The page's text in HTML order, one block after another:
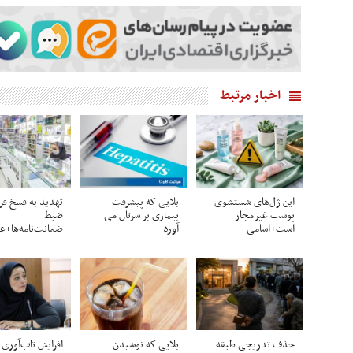
اخبار مرتبط
این ژل‌های شستشوی
پوست غیرمجاز
است+اسامی
بلایی که پیشرفت
بیماری بر سرتان می
آورد
تهدید به فسخ
ضبط
حذف تدریجی طبقه بلایی که نوشیدن افزایش تاب‌آوری